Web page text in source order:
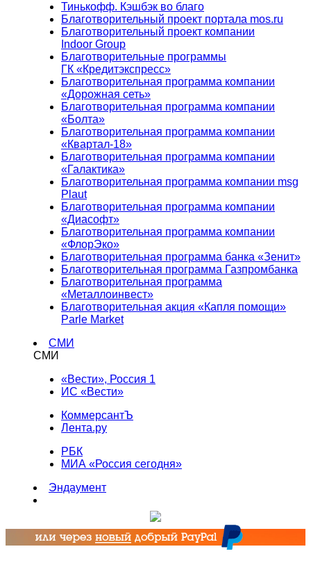
Тинькофф. Кэшбэк во благо
Благотворительный проект портала mos.ru
Благотворительный проект компании
Indoor Group
Благотворительные программы
ГК «Кредитэкспресс»
Благотворительная программа компании
«Дорожная сеть»
Благотворительная программа компании
«Болта»
Благотворительная программа компании
«Квартал-18»
Благотворительная программа компании
«Галактика»
Благотворительная программа компании msg
Plaut
Благотворительная программа компании
«Диасофт»
Благотворительная программа компании
«ФлорЭко»
Благотворительная программа банка «Зенит»
Благотворительная программа Газпромбанка
Благотворительная программа
«Металлоинвест»
Благотворительная акция «Капля помощи»
Parle Market
СМИ
СМИ
«Вести», Россия 1
ИС «Вести»
КоммерсантЪ
Лента.ру
РБК
МИА «Россия сегодня»
Эндаумент